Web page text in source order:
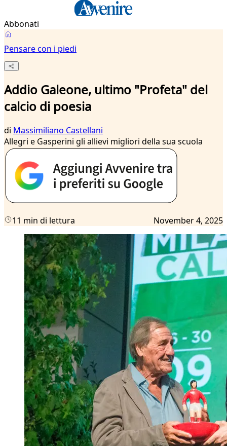
Abbonati
Pensare con i piedi
Addio Galeone, ultimo "Profeta" del
calcio di poesia
di Massimiliano Castellani
Allegri e Gasperini gli allievi migliori della sua scuola
11 min di lettura November 4, 2025